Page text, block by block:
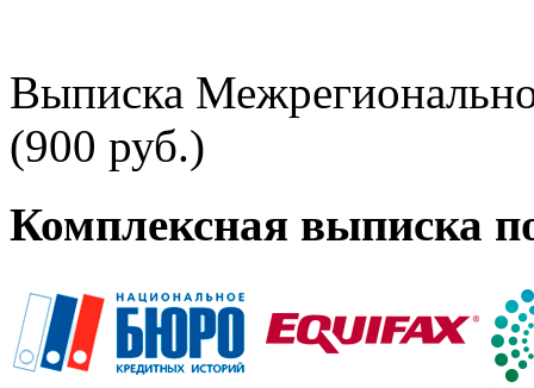
Выписка
(900 руб.)
Комплексная выписка